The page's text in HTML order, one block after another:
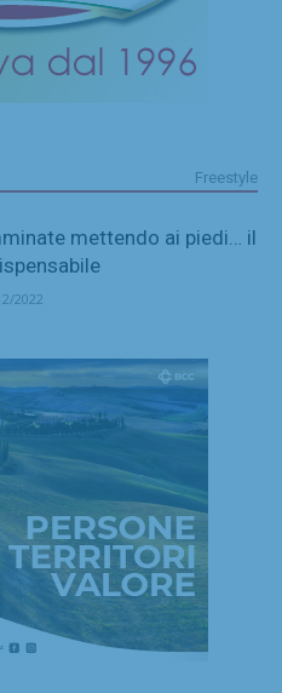
Freestyle
mettendo ai piedi… il
2022